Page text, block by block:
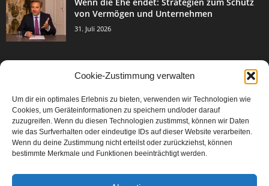
Cookie-Zustimmung verwalten
Um dir ein optimales Erlebnis zu bieten, verwenden wir Technologien wie
Cookies, um Geräteinformationen zu speichern und/oder darauf
zuzugreifen. Wenn du diesen Technologien zustimmst, können wir Daten
wie das Surfverhalten oder eindeutige IDs auf dieser Website verarbeiten.
Wenn du deine Zustimmung nicht erteilst oder zurückziehst, können
bestimmte Merkmale und Funktionen beeinträchtigt werden.
von Vermögen und Unternehmen
31. Juli 2026
Events & Success 3003
Breaking News 2067
Aktuelles
Featured Article
Karriere 567